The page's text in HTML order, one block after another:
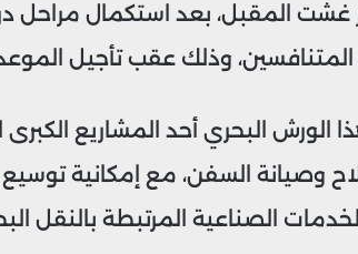
المقبل، بعد استكمال مراحل
وذلك عقب تأجيل الموعد
الورش البحري أحد المشاريع
وصيانة السفن، مع إمكانية
الصناعية المرتبطة بالنقل